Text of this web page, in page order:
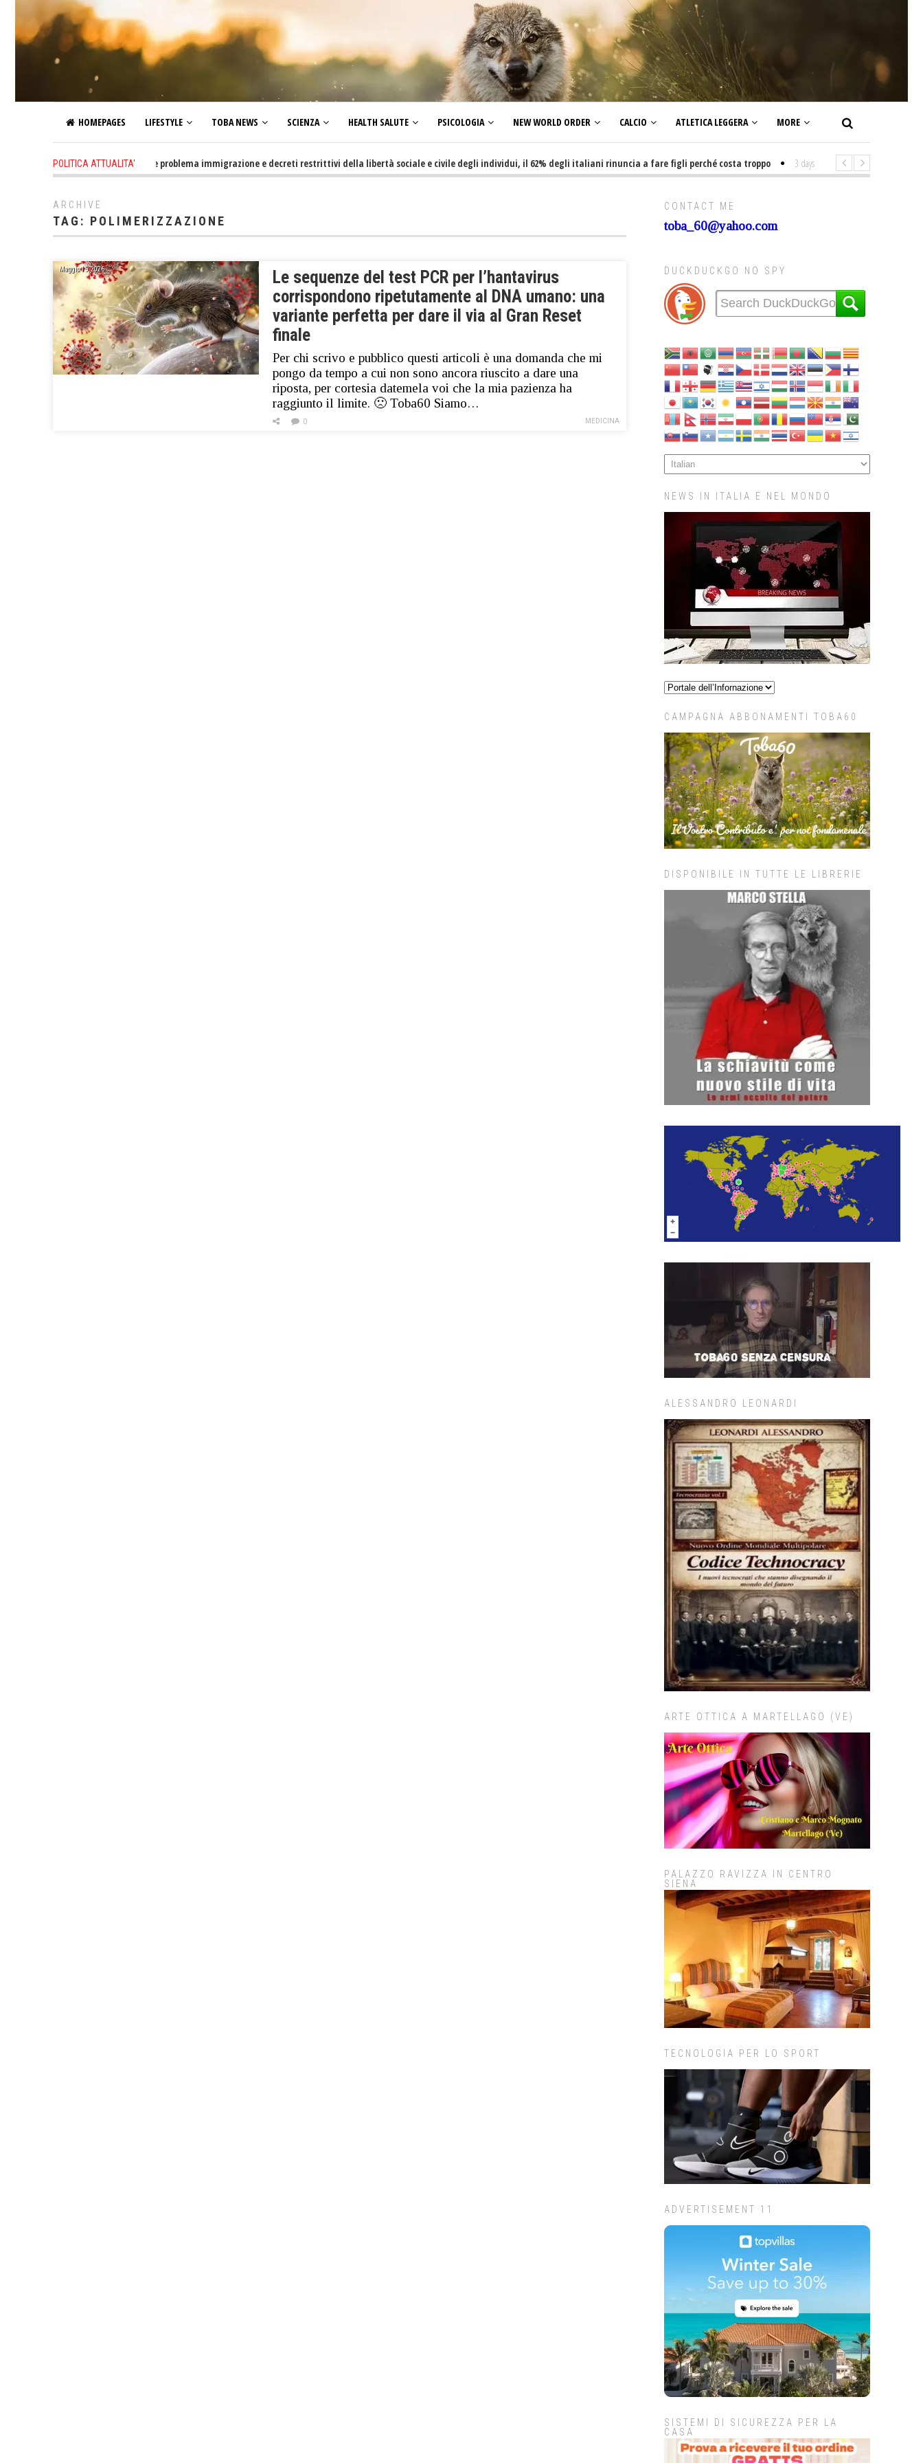
HOMEPAGES LIFESTYLE TOBA NEWS SCIENZA HEALTH SALUTE PSICOLOGIA NEW WORLD ORDER CALCIO ATLETICA LEGGERA MORE
POLITICA ATTUALITA'
2 days ago - Altro che problema immigrazione e decreti restrittivi della libertà sociale e civile degli individui, il 62% degli italiani rinuncia a fare figli perché costa troppo 3 days ago - Non mi interesso di
ARCHIVE
TAG: POLIMERIZZAZIONE
Maggio 15, 2026
Le sequenze del test PCR per l’hantavirus
corrispondono ripetutamente al DNA umano: una
variante perfetta per dare il via al Gran Reset
finale
Per chi scrivo e pubblico questi articoli è una domanda che mi
pongo da tempo a cui non sono ancora riuscito a dare una
riposta, per cortesia datemela voi che la mia pazienza ha
raggiunto il limite. 🙁 Toba60 Siamo…
MEDICINA
0
CONTACT ME
toba_60@yahoo.com
DUCKDUCKGO NO SPY
NEWS IN ITALIA E NEL MONDO
CAMPAGNA ABBONAMENTI TOBA60
DISPONIBILE IN TUTTE LE LIBRERIE
ALESSANDRO LEONARDI
ARTE OTTICA A MARTELLAGO (VE)
PALAZZO RAVIZZA IN CENTRO
SIENA
TECNOLOGIA PER LO SPORT
ADVERTISEMENT 11
SISTEMI DI SICUREZZA PER LA
CASA